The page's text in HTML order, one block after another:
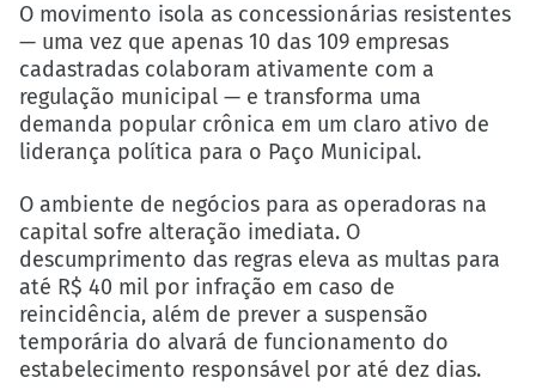
O movimento isola as concessionárias resistentes
— uma vez que apenas 10 das 109 empresas
cadastradas colaboram ativamente com a
regulação municipal — e transforma uma
demanda popular crônica em um claro ativo de
liderança política para o Paço Municipal.
O ambiente de negócios para as operadoras na
capital sofre alteração imediata. O
descumprimento das regras eleva as multas para
até R$ 40 mil por infração em caso de
reincidência, além de prever a suspensão
temporária do alvará de funcionamento do
estabelecimento responsável por até dez dias.